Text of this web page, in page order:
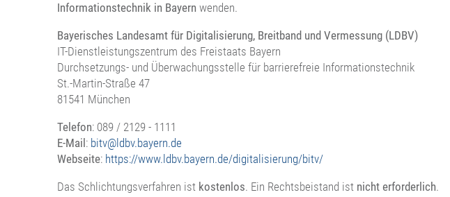
Informationstechnik in Bayern wenden.
Bayerisches Landesamt für Digitalisierung, Breitband und Vermessung (LDBV)
IT-Dienstleistungszentrum des Freistaats Bayern
Durchsetzungs- und Überwachungsstelle für barrierefreie Informationstechnik
St.-Martin-Straße 47
81541 München
Telefon: 089 / 2129 - 1111
E-Mail : bitv@ldbv.bayern.de
Webseite: https://www.ldbv.bayern.de/digitalisierung/bitv/
Das Schlichtungsverfahren ist kostenlos. Ein Rechtsbeistand ist nicht erforderlich.